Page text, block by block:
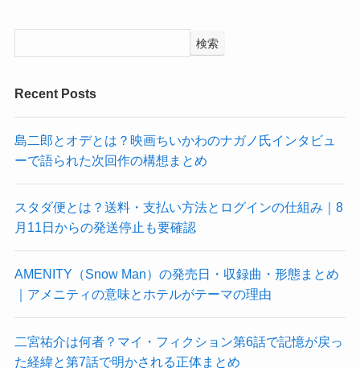
検索
Recent Posts
島二郎とオデとは？映画ちいかわのナガノ氏インタビュ
ーで語られた次回作の構想まとめ
スタダ便とは？送料・支払い方法とログインの仕組み｜8
月11日からの発送停止も要確認
AMENITY（Snow Man）の発売日・収録曲・形態まとめ
｜アメニティの意味とホテルがテーマの理由
二宮祐介は何者？マイ・フィクション第6話で記憶が戻っ
た経緯と第7話で明かされる正体まとめ